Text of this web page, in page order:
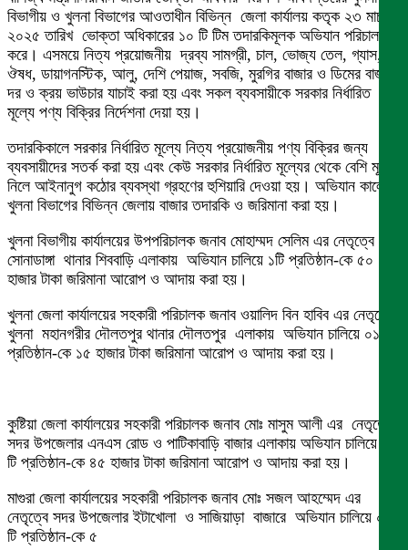
বিভাগীয় ও খুলনা বিভাগের আওতাধীন বিভিন্ন জেলা কার্যালয় কতৃক ২৩ মার্চ
২০২৫ তারিখ ভোক্তা অধিকারের ১০ টি টিম তদারকিমূলক অভিযান পরিচালনা
করে। এসময়ে নিত্য প্রয়োজনীয় দ্রব্য সামগ্রী, চাল, ভোজ্য তেল, গ্যাস,
ঔষধ, ডায়াগনস্টিক, আলু, দেশি পেয়াজ, সবজি, মুরগির বাজার ও ডিমের বাজার
দর ও ক্রয় ভাউচার যাচাই করা হয় এবং সকল ব্যবসায়ীকে সরকার নির্ধারিত
মূল্যে পণ্য বিক্রির নির্দেশনা দেয়া হয়।
তদারকিকালে সরকার নির্ধারিত মূল্যে নিত্য প্রয়োজনীয় পণ্য বিক্রির জন্য
ব্যবসায়ীদের সতর্ক করা হয় এবং কেউ সরকার নির্ধারিত মূল্যের থেকে বেশি মূল্য
নিলে আইনানুগ কঠোর ব্যবস্থা গ্রহণের হুশিয়ারি দেওয়া হয়। অভিযান কালে
খুলনা বিভাগের বিভিন্ন জেলায় বাজার তদারকি ও জরিমানা করা হয়।
খুলনা বিভাগীয় কার্যালয়ের উপপরিচালক জনাব মোহাম্মদ সেলিম এর নেতৃত্বে
সোনাডাঙ্গা থানার শিববাড়ি এলাকায় অভিযান চালিয়ে ১টি প্রতিষ্ঠান-কে ৫০
হাজার টাকা জরিমানা আরোপ ও আদায় করা হয়।
খুলনা জেলা কার্যালয়ের সহকারী পরিচালক জনাব ওয়ালিদ বিন হাবিব এর নেতৃত্বে
খুলনা মহানগরীর দৌলতপুর থানার দৌলতপুর এলাকায় অভিযান চালিয়ে ০১ টি
প্রতিষ্ঠান-কে ১৫ হাজার টাকা জরিমানা আরোপ ও আদায় করা হয়।
কুষ্টিয়া জেলা কার্যালয়ের সহকারী পরিচালক জনাব মোঃ মাসুম আলী এর নেতৃত্বে
সদর উপজেলার এনএস রোড ও পাটিকাবাড়ি বাজার এলাকায় অভিযান চালিয়ে ০২
টি প্রতিষ্ঠান-কে ৪৫ হাজার টাকা জরিমানা আরোপ ও আদায় করা হয়।
মাগুরা জেলা কার্যালয়ের সহকারী পরিচালক জনাব মোঃ সজল আহম্মেদ এর
নেতৃত্বে সদর উপজেলার ইটাখোলা ও সাজিয়াড়া বাজারে অভিযান চালিয়ে ০৩
টি প্রতিষ্ঠান-কে ৫